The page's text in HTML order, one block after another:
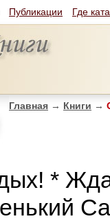
Публикации Где
Главная → Книги →
*